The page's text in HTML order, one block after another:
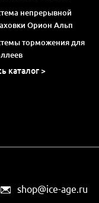
непрерывной
Орион Альп
торможения для
каталог >
shop@ice-age.ru